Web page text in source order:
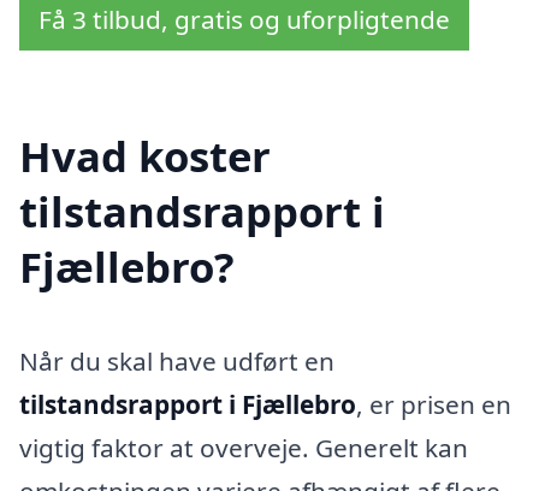
Få 3 tilbud, gratis og uforpligtende
Hvad koster
tilstandsrapport i
Fjællebro?
Når du skal have udført en
tilstandsrapport i Fjællebro, er prisen en
vigtig faktor at overveje. Generelt kan